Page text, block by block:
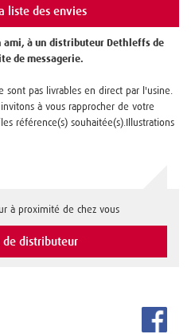
liste des envies
à un distributeur Dethleffs de
de messagerie.
sont pas livrables en direct par l'usine.
à vous rapprocher de votre
référence(s) souhaitée(s).Illustrations
à proximité de chez vous
de distributeur